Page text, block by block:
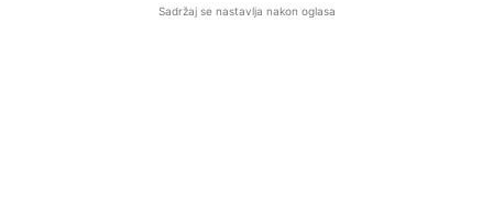
Sadržaj se nastavlja nakon oglasa